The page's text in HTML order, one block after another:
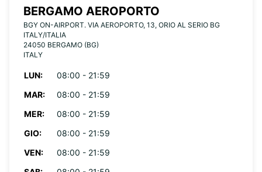
BERGAMO AEROPORTO
BGY ON-AIRPORT. VIA AEROPORTO, 13, ORIO AL SERIO BG
ITALY/ITALIA
24050 BERGAMO (BG)
ITALY
LUN:
08:00 - 21:59
MAR:
08:00 - 21:59
MER:
08:00 - 21:59
GIO:
08:00 - 21:59
VEN:
08:00 - 21:59